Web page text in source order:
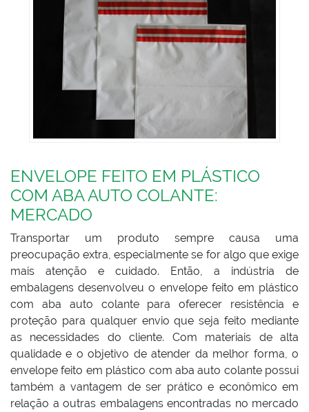
ENVELOPE FEITO EM PLÁSTICO
COM ABA AUTO COLANTE:
MERCADO
Transportar um produto sempre causa uma
preocupação extra, especialmente se for algo que exige
mais atenção e cuidado. Então, a indústria de
embalagens desenvolveu o envelope feito em plástico
com aba auto colante para oferecer resistência e
proteção para qualquer envio que seja feito mediante
as necessidades do cliente. Com materiais de alta
qualidade e o objetivo de atender da melhor forma, o
envelope feito em plástico com aba auto colante possui
também a vantagem de ser prático e econômico em
relação a outras embalagens encontradas no mercado